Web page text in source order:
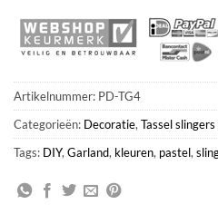
Artikelnummer: PD-TG4
Categorieën: Decoratie,Tassel slingers
Tags: DIY,Garland, kleuren, pastel,